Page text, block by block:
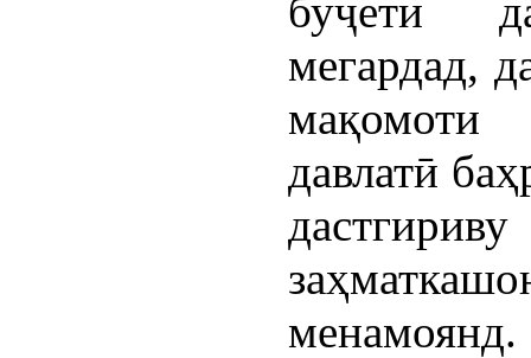
буҷети
мегардад,
давлатӣ
менамоянд.